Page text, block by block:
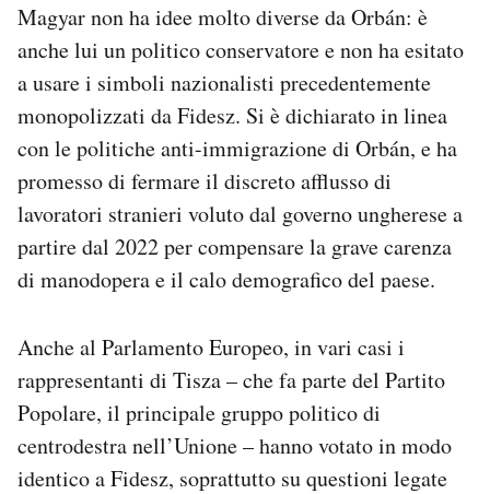
Magyar non ha idee molto diverse da Orbán: è
anche lui un politico conservatore e non ha esitato
a usare i simboli nazionalisti precedentemente
monopolizzati da Fidesz. Si è dichiarato in linea
con le politiche anti-immigrazione di Orbán, e ha
promesso di fermare il discreto afflusso di
lavoratori stranieri voluto dal governo ungherese a
partire dal 2022 per compensare la grave carenza
di manodopera e il calo demografico del paese.
Anche al Parlamento Europeo, in vari casi i
rappresentanti di Tisza – che fa parte del Partito
Popolare, il principale gruppo politico di
centrodestra nell’Unione – hanno votato in modo
identico a Fidesz, soprattutto su questioni legate